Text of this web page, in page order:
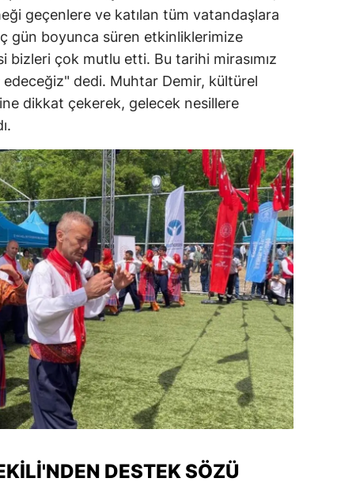
geçenlere ve katılan tüm vatandaşlara
gün boyunca süren etkinliklerimize
bizleri çok mutlu etti. Bu tarihi mirasımız
dedi. Muhtar Demir, kültürel
dikkat çekerek, gelecek nesillere
DESTEK SÖZÜ